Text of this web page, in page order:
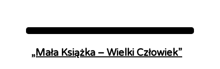
Aktualności
„Mała Książka – Wielki Człowiek”